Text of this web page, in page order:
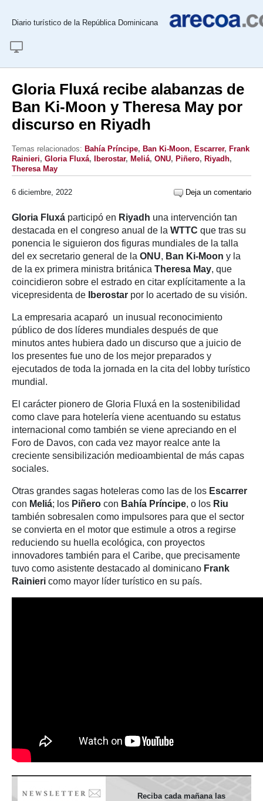
Diario turístico de la República Dominicana
Gloria Fluxá recibe alabanzas de
Ban Ki-Moon y Theresa May por
discurso en Riyadh
Temas relacionados: Bahía Príncipe, Ban Ki-Moon, Escarrer, Frank
Rainieri, Gloria Fluxá, Iberostar, Meliá, ONU, Piñero, Riyadh,
Theresa May
6 diciembre, 2022 Deja un comentario
Gloria Fluxá participó en Riyadh una intervención tan
destacada en el congreso anual de la WTTC que tras su
ponencia le siguieron dos figuras mundiales de la talla
del ex secretario general de la ONU, Ban Ki-Moon y la
de la ex primera ministra británica Theresa May, que
coincidieron sobre el estrado en citar explícitamente a la
vicepresidenta de
Iberostar por lo acertado de su visión.
La empresaria acaparó un inusual reconocimiento
público de dos líderes mundiales después de que
minutos antes hubiera dado un discurso que a juicio de
los presentes fue uno de los mejor preparados y
ejecutados de toda la jornada en la cita del lobby turístico
mundial.
El carácter pionero de Gloria Fluxá en la sostenibilidad
como clave para hotelería viene acentuando su estatus
internacional como también se viene apreciando en el
Foro de Davos, con cada vez mayor realce ante la
creciente sensibilización medioambiental de más capas
sociales.
Otras grandes sagas hoteleras como las de los Escarrer
con Meliá; los Piñero con Bahía Príncipe, o los Riu
también sobresalen como impulsores para que el sector
se convierta en el motor que estimule a otros a regirse
reduciendo su huella ecológica, con proyectos
innovadores también para el Caribe, que precisamente
tuvo como asistente destacado al dominicano Frank
Rainieri como mayor líder turístico en su país.
Reciba cada mañana las